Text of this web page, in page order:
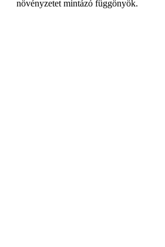
növényzetet mintázó függönyök.